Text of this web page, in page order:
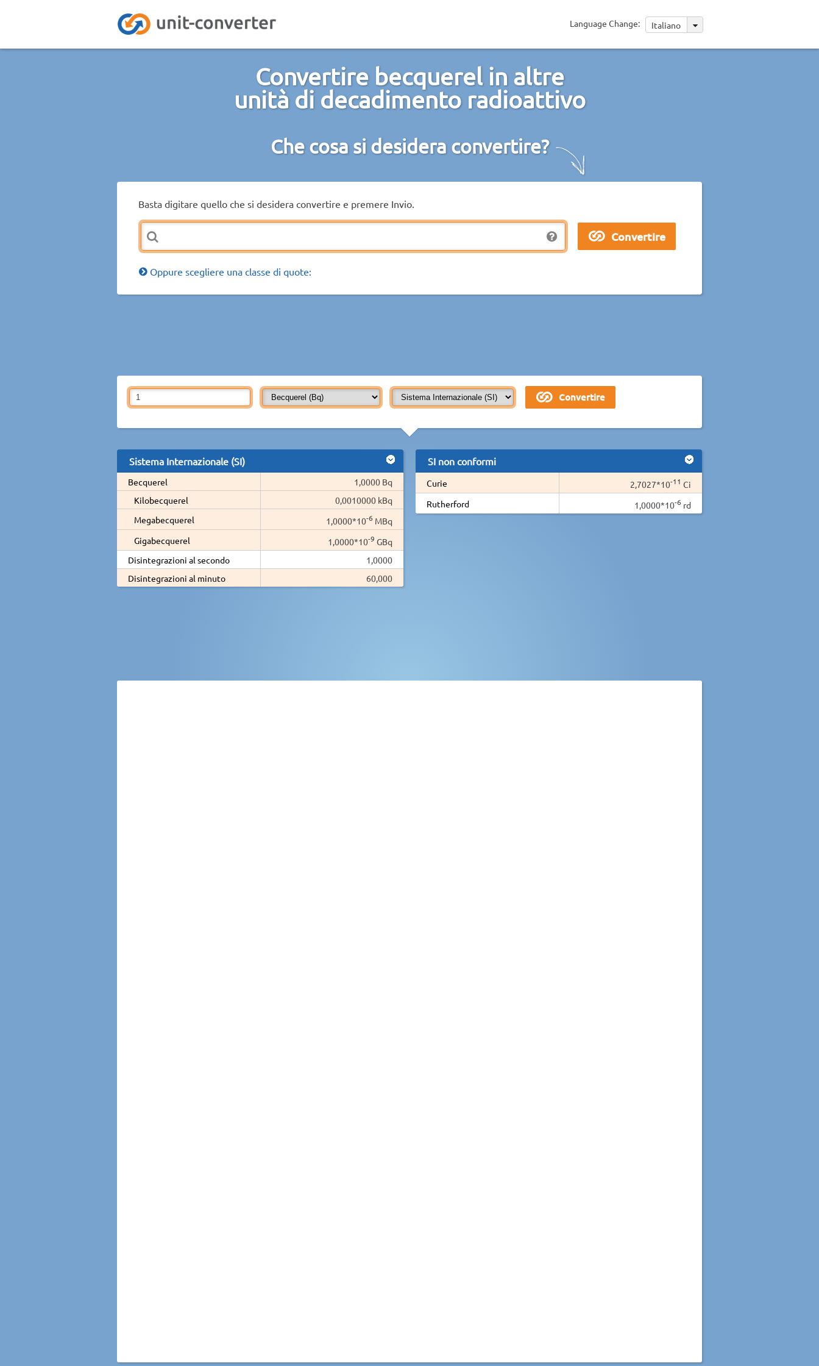
Language Change: Italiano
Convertire becquerel in altre
unità di decadimento radioattivo
Che cosa si desidera convertire?
Basta digitare quello che si desidera convertire e premere Invio.
Oppure scegliere una classe di quote:
Sistema Internazionale (SI)
Becquerel
1,0000 Bq
Kilobecquerel
0,0010000 kBq
Megabecquerel
1,0000*10-6 MBq
Gigabecquerel
1,0000*10-9 GBq
Disintegrazioni al secondo
1,0000
Disintegrazioni al minuto
60,000
SI non conformi
Curie 2,7027*10-11 Ci
Rutherford
1,0000*10-6 rd